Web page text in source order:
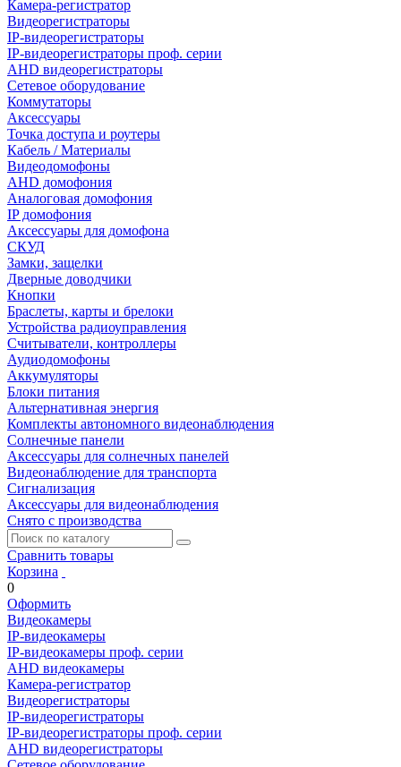
Камера-регистратор
Видеорегистраторы
IP-видеорегистраторы
IP-видеорегистраторы проф. серии
AHD видеорегистраторы
Сетевое оборудование
Коммутаторы
Аксессуары
Точка доступа и роутеры
Кабель / Материалы
Видеодомофоны
AHD домофония
Аналоговая домофония
IP домофония
Аксессуары для домофона
СКУД
Замки, защелки
Дверные доводчики
Кнопки
Браслеты, карты и брелоки
Устройства радиоуправления
Считыватели, контроллеры
Аудиодомофоны
Аккумуляторы
Блоки питания
Альтернативная энергия
Комплекты автономного видеонаблюдения
Солнечные панели
Аксессуары для солнечных панелей
Видеонаблюдение для транспорта
Сигнализация
Аксессуары для видеонаблюдения
Снято с производства
Сравнить товары
Корзина
0
Оформить
Видеокамеры
IP-видеокамеры
IP-видеокамеры проф. серии
AHD видеокамеры
Камера-регистратор
Видеорегистраторы
IP-видеорегистраторы
IP-видеорегистраторы проф. серии
AHD видеорегистраторы